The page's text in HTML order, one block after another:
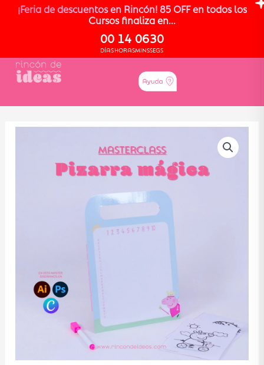
¡Feria de descuentos en Rincón! 85 OFF en todos los
Cursos finaliza en...
00
DÍAS
14
HORAS
06
MINS
30
SEGS